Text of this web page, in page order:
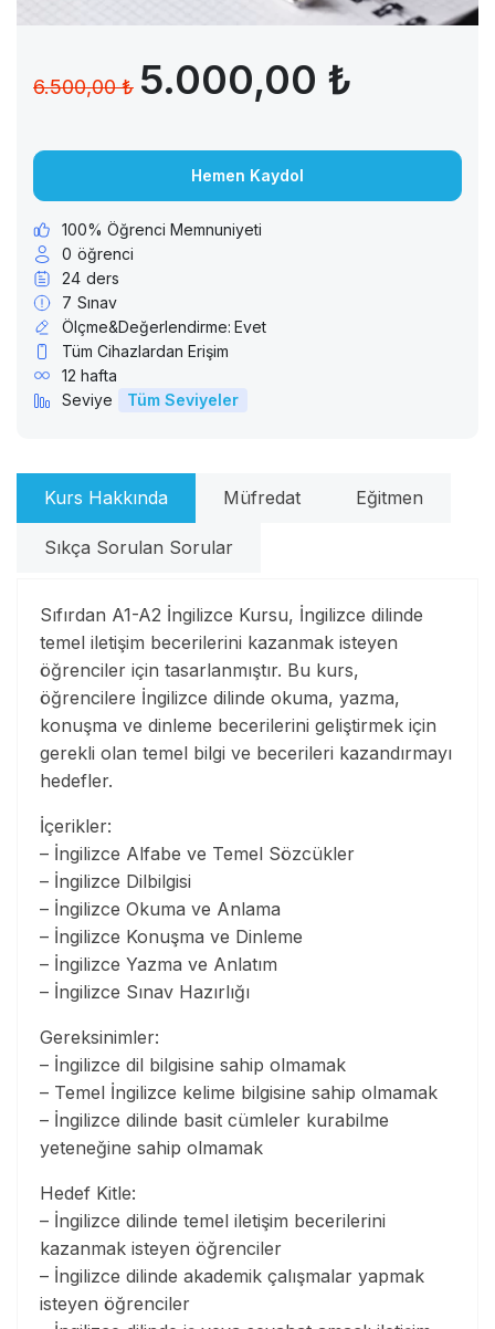
Kurs Hakkında Müfredat Eğitmen
Sıkça Sorulan Sorular
Sıfırdan A1-A2 İngilizce Kursu, İngilizce dilinde
temel iletişim becerilerini kazanmak isteyen
öğrenciler için tasarlanmıştır. Bu kurs,
öğrencilere İngilizce dilinde okuma, yazma,
konuşma ve dinleme becerilerini geliştirmek için
gerekli olan temel bilgi ve becerileri kazandırmayı
hedefler.
İçerikler:
– İngilizce Alfabe ve Temel Sözcükler
– İngilizce Dilbilgisi
– İngilizce Okuma ve Anlama
– İngilizce Konuşma ve Dinleme
– İngilizce Yazma ve Anlatım
– İngilizce Sınav Hazırlığı
Gereksinimler:
– İngilizce dil bilgisine sahip olmamak
– Temel İngilizce kelime bilgisine sahip olmamak
– İngilizce dilinde basit cümleler kurabilme
yeteneğine sahip olmamak
Hedef Kitle:
– İngilizce dilinde temel iletişim becerilerini
kazanmak isteyen öğrenciler
– İngilizce dilinde akademik çalışmalar yapmak
isteyen öğrenciler
6.500,00 ₺ 5.000,00 ₺
Hemen Kaydol
100% Öğrenci Memnuniyeti
0 öğrenci
24 ders
7 Sınav
Ölçme&Değerlendirme: Evet
Tüm Cihazlardan Erişim
12 hafta
Seviye
Tüm Seviyeler